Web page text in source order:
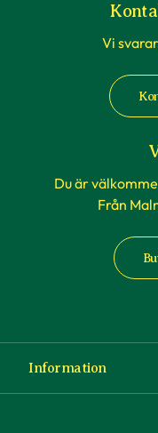
Vi
Du är
Från
Information